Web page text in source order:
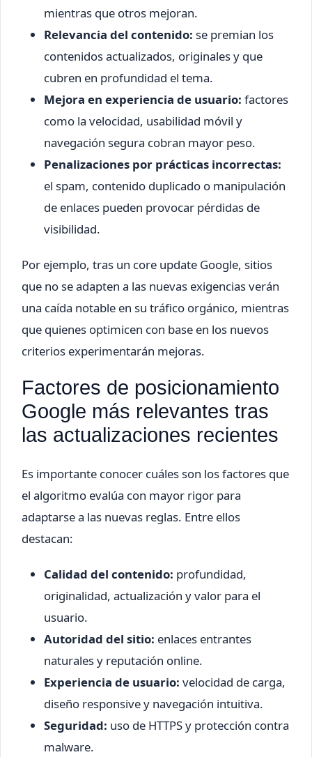
mientras que otros mejoran.
Relevancia del contenido: se premian los
contenidos actualizados, originales y que
cubren en profundidad el tema.
Mejora en experiencia de usuario: factores
como la velocidad, usabilidad móvil y
navegación segura cobran mayor peso.
Penalizaciones por prácticas incorrectas:
el spam, contenido duplicado o manipulación
de enlaces pueden provocar pérdidas de
visibilidad.
Por ejemplo, tras un core update Google, sitios
que no se adapten a las nuevas exigencias verán
una caída notable en su tráfico orgánico, mientras
que quienes optimicen con base en los nuevos
criterios experimentarán mejoras.
Factores de posicionamiento
Google más relevantes tras
las actualizaciones recientes
Es importante conocer cuáles son los factores que
el algoritmo evalúa con mayor rigor para
adaptarse a las nuevas reglas. Entre ellos
destacan:
Calidad del contenido: profundidad,
originalidad, actualización y valor para el
usuario.
Autoridad del sitio: enlaces entrantes
naturales y reputación online.
Experiencia de usuario: velocidad de carga,
diseño responsive y navegación intuitiva.
Seguridad: uso de HTTPS y protección contra
malware.